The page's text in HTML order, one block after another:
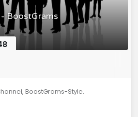
BoostGrams
BoostGrams-Style.